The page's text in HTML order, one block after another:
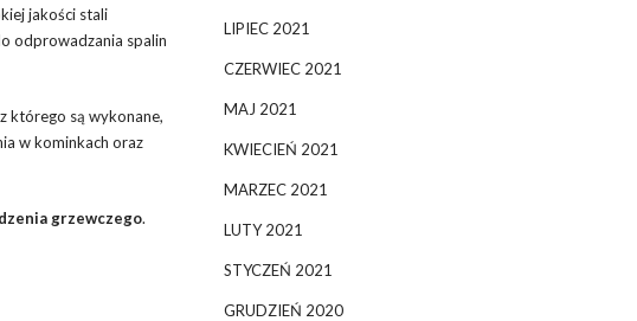
jakości stali
odprowadzania spalin
którego są wykonane,
w kominkach oraz
grzewczego.
LIPIEC 2021
CZERWIEC 2021
MAJ 2021
KWIECIEŃ 2021
MARZEC 2021
LUTY 2021
STYCZEŃ 2021
GRUDZIEŃ 2020